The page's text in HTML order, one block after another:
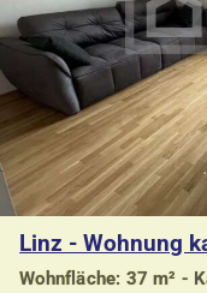
Linz - Wohnung
Wohnfläche: 37 m² -